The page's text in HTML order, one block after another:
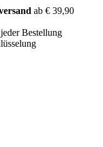
ab € 39,90
Bestellung